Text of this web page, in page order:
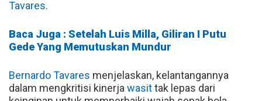
Tavares.
Baca Juga : Setelah Luis Milla, Giliran I Putu
Gede Yang Memutuskan Mundur
Bernardo Tavares menjelaskan, kelantangannya
dalam mengkritisi kinerjawasittak lepas dari